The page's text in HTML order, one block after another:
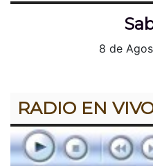
8 de
RADIO EN